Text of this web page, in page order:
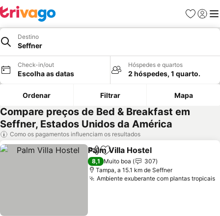
Favoritos
Iniciar
Destino
Seffner
Check-in/out
Escolha as datas
Hóspedes e quartos
2 hóspedes, 1 quarto.
Ordenar Filtrar Mapa
Compare preços de Bed & Breakfast em
Seffner, Estados Unidos da América
Como os pagamentos influenciam os resultados
PartilharAdicionar aos favoritos
Palm Villa Hostel
8,1 Muito boa
307
Tampa, a 15.1 km de Seffner
Ambiente exuberante com plantas tropicais